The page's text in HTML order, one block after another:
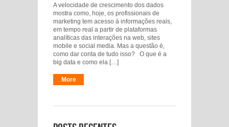
A velocidade de crescimento dos dados
mostra como, hoje, os profissionais de
marketing tem acesso à informações reais,
em tempo real a partir de plataformas
analíticas das interações na web, sites
mobile e social media. Mas a questão é,
como dar conta de tudo isso? O que é a
big data e como ela […]
More